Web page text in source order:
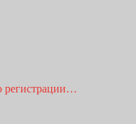
регистрации…